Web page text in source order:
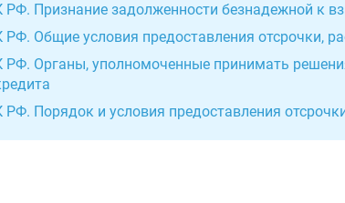
РФ. Признание задолженности безнадежной к
Общие условия предоставления отсрочки,
РФ. Органы, уполномоченные принимать
РФ. Порядок и условия предоставления